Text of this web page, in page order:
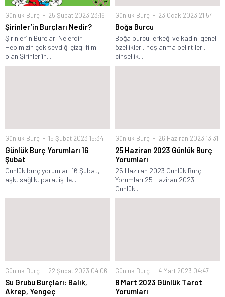
Günlük Burç 25 Şubat 2023 23:16
Şirinler’in Burçları Nedir?
Şirinler’in Burçları Nelerdir
Hepimizin çok sevdiği çizgi film
olan Şirinler’in...
Günlük Burç 23 Ocak 2023 21:54
Boğa Burcu
Boğa burcu, erkeği ve kadını genel
özellikleri, hoşlanma belirtileri,
cinsellik...
Günlük Burç 15 Şubat 2023 15:34
Günlük Burç Yorumları 16
Şubat
Günlük burç yorumları 16 Şubat,
aşk, sağlık, para, iş ile...
Günlük Burç 26 Haziran 2023 13:31
25 Haziran 2023 Günlük Burç
Yorumları
25 Haziran 2023 Günlük Burç
Yorumları 25 Haziran 2023
Günlük...
Günlük Burç 22 Şubat 2023 04:06
Su Grubu Burçları: Balık,
Akrep, Yengeç
Günlük Burç 4 Mart 2023 04:47
8 Mart 2023 Günlük Tarot
Yorumları